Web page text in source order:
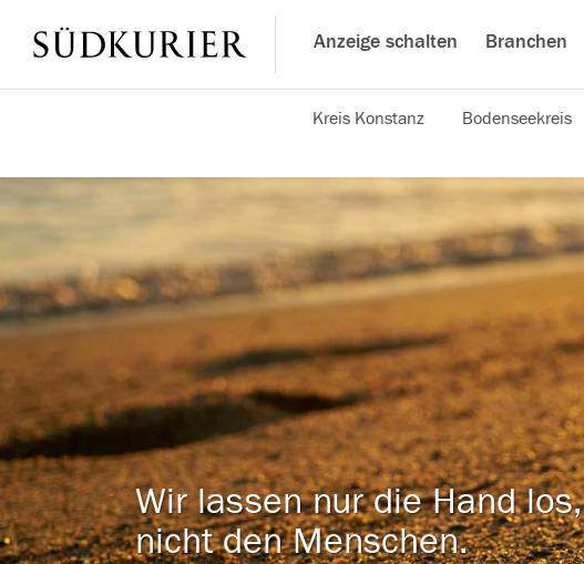
Anzeige schalten Branchen
Kreis Konstanz Bodenseekreis
Wir lassen nur die Hand los,
nicht den Menschen.